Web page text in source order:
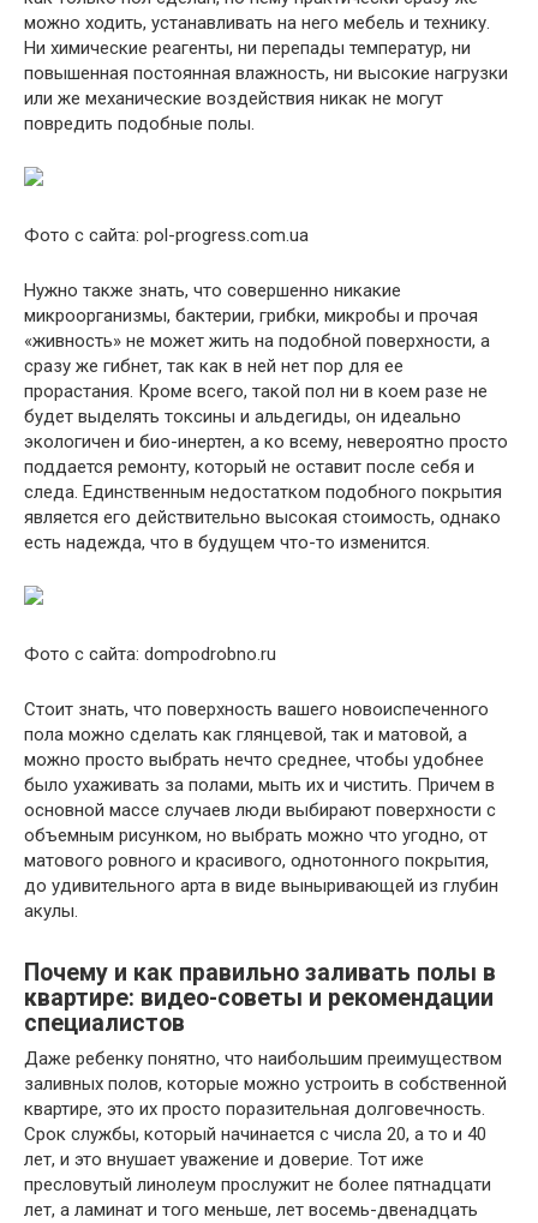
можно ходить, устанавливать на него мебель и технику.
Ни химические реагенты, ни перепады температур, ни
повышенная постоянная влажность, ни высокие нагрузки
или же механические воздействия никак не могут
повредить подобные полы.
Фото с сайта: pol-progress.com.ua
Нужно также знать, что совершенно никакие
микроорганизмы, бактерии, грибки, микробы и прочая
«живность» не может жить на подобной поверхности, а
сразу же гибнет, так как в ней нет пор для ее
прорастания. Кроме всего, такой пол ни в коем разе не
будет выделять токсины и альдегиды, он идеально
экологичен и био-инертен, а ко всему, невероятно просто
поддается ремонту, который не оставит после себя и
следа. Единственным недостатком подобного покрытия
является его действительно высокая стоимость, однако
есть надежда, что в будущем что-то изменится.
Фото с сайта: dompodrobno.ru
Стоит знать, что поверхность вашего новоиспеченного
пола можно сделать как глянцевой, так и матовой, а
можно просто выбрать нечто среднее, чтобы удобнее
было ухаживать за полами, мыть их и чистить. Причем в
основной массе случаев люди выбирают поверхности с
объемным рисунком, но выбрать можно что угодно, от
матового ровного и красивого, однотонного покрытия,
до удивительного арта в виде выныривающей из глубин
акулы.
Почему и как правильно заливать полы в
квартире: видео-советы и рекомендации
специалистов
Даже ребенку понятно, что наибольшим преимуществом
заливных полов, которые можно устроить в собственной
квартире, это их просто поразительная долговечность.
Срок службы, который начинается с числа 20, а то и 40
лет, и это внушает уважение и доверие. Тот иже
пресловутый линолеум прослужит не более пятнадцати
лет, а ламинат и того меньше, лет восемь-двенадцать